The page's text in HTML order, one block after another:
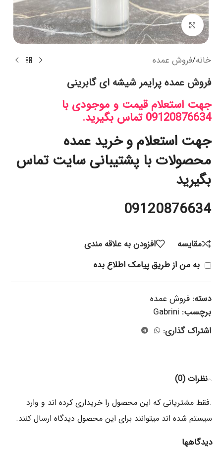
بزرگنمایی تصویر
خانه/فروش عمده
فروش عمده پرایمر شیشه ای گابرینی
جهت استعلام قیمت و موجودی با
09120876634 تماس بگیرید.
جهت استعلام و خرید عمده
محصولات با پشتیبانی سایت تماس
بگیرید
09120876634
مقایسه
افزودن به علاقه مندی
به من از طریق پیامک اطلاع بده
دسته: فروش عمده
برچسب: Gabrini
اشتراک گذاری:
نظرات (0)
دیدگاهها
.فقط مشتریانی که این محصول را خریداری کرده اند و وارد
سیستم شده اند میتوانند برای این محصول دیدگاه ارسال کنند.